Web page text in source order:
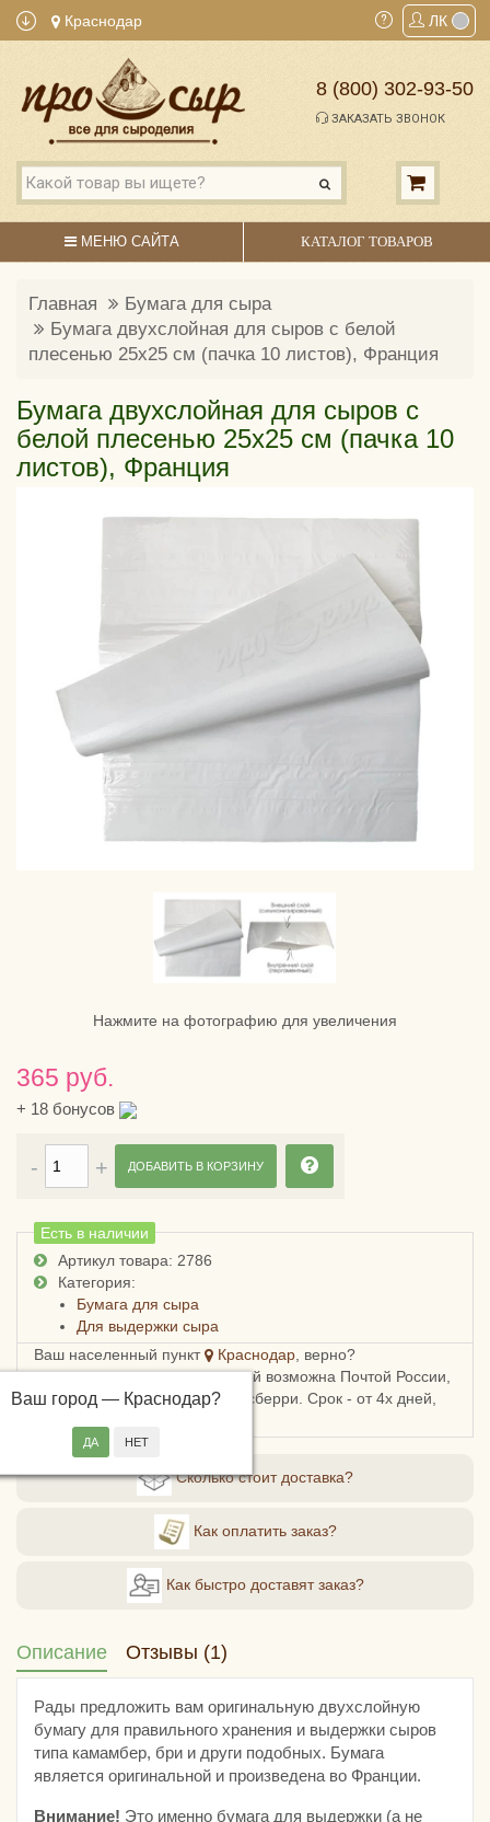
Краснодар ЛК
8 (800) 302-93-50
ЗАКАЗАТЬ ЗВОНОК
МЕНЮ САЙТА КАТАЛОГ ТОВАРОВ
Главная
Бумага для сыра
Бумага двухслойная для сыров с белой
плесенью 25х25 см (пачка 10 листов), Франция
Бумага двухслойная для сыров с
белой плесенью 25х25 см (пачка 10
листов), Франция
Нажмите на фотографию для увеличения
365 руб.
+ 18 бонусов
Есть в наличии
Артикул товара: 2786
Категория:
Бумага для сыра
Для выдержки сыра
Ваш населенный пункт
Краснодар , верно?
Ваш город — Краснодар?
Доставка в Краснодарский край возможна Почтой России,
СДЭКом, Пятерочкой или Боксберри. Срок - от 4х дней,
ДОБАВИТЬ В КОРЗИНУ
Сколько стоит доставка?
Как оплатить заказ?
Как быстро доставят заказ?
Описание Отзывы (1)
Рады предложить вам оригинальную двухслойную
бумагу для правильного хранения и выдержки сыров
типа камамбер, бри и други подобных. Бумага
является оригинальной и произведена во Франции.
Внимание! Это именно бумага для выдержки (а не